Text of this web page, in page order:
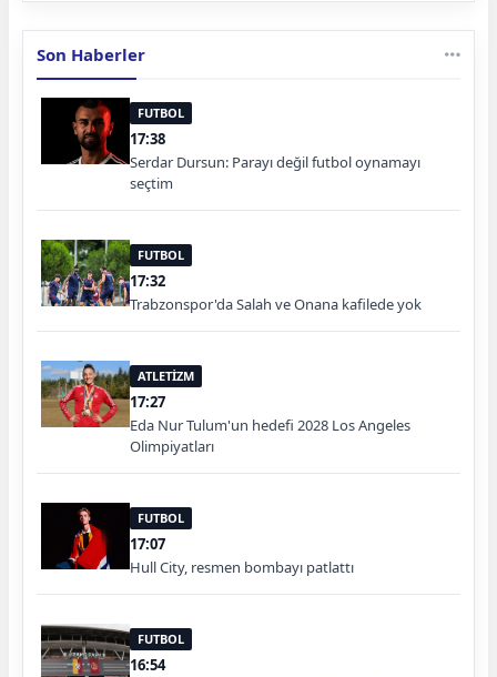
Son Haberler
FUTBOL
17:38
Serdar Dursun: Parayı değil futbol oynamayı
seçtim
FUTBOL
17:32
Trabzonspor'da Salah ve Onana kafilede yok
ATLETİZM
17:27
Eda Nur Tulum'un hedefi 2028 Los Angeles
Olimpiyatları
FUTBOL
17:07
Hull City, resmen bombayı patlattı
FUTBOL
16:54